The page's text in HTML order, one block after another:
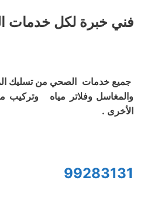
فني خبرة لكل خدمات
جميع خدمات الصحي من تسليك
والمغاسل وفلاتر مياه
الأخرى .
99283131